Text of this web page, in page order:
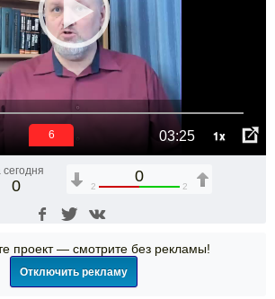
03:25 1x
6
сегодня
0
0
2 2
проект — смотрите без рекламы!
Отключить рекламу